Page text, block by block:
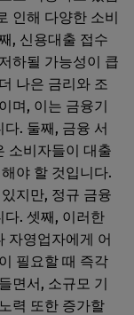
인해 다양한 소비
, 신용대출 접수
하될 가능성이 큽
나은 금리와 조
며, 이는 금융기
. 둘째, 금융 서
소비자들이 대출
야 할 것입니다.
지만, 정규 금융
. 셋째, 이러한
자영업자에게 어
필요할 때 즉각
면서, 소규모 기
력 또한 증가할